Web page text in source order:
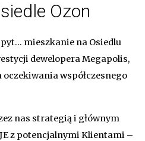
Ozon
pyt… mieszkanie na Osiedlu
dewelopera Megapolis,
współczesnego
nas strategią i głównym
z potencjalnymi Klientami –